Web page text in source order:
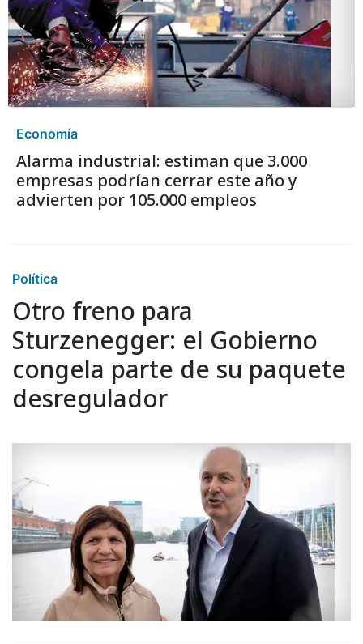
Economía
Alarma industrial: estiman que 3.000
empresas podrían cerrar este año y
advierten por 105.000 empleos
Política
Otro freno para
Sturzenegger: el Gobierno
congela parte de su paquete
desregulador